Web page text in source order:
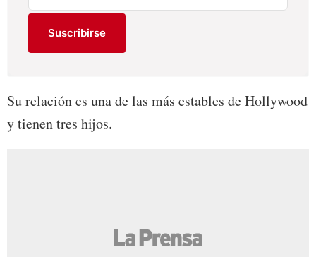
Suscribirse
Su relación es una de las más estables de Hollywood
y tienen tres hijos.